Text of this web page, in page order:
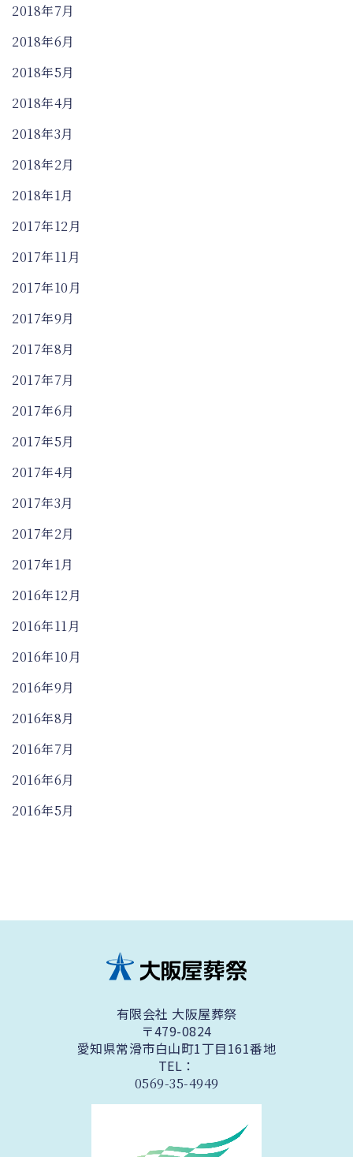
2018年7月
2018年6月
2018年5月
2018年4月
2018年3月
2018年2月
2018年1月
2017年12月
2017年11月
2017年10月
2017年9月
2017年8月
2017年7月
2017年6月
2017年5月
2017年4月
2017年3月
2017年2月
2017年1月
2016年12月
2016年11月
2016年10月
2016年9月
2016年8月
2016年7月
2016年6月
2016年5月
有限会社 大阪屋葬祭
〒479-0824
愛知県常滑市白山町1丁目161番地
TEL：
0569-35-4949